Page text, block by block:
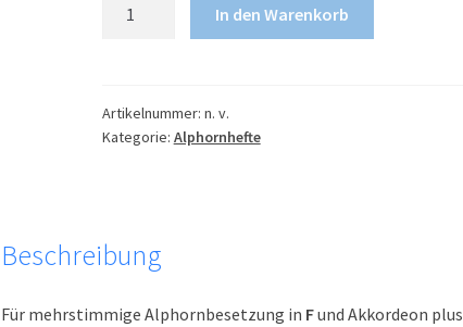
&
Akkordeon
In den Warenkorb
Artikelnummer: n. v.
Kategorie: Alphornhefte
Beschreibung
Für mehrstimmige Alphornbesetzung in Fund Akkordeon plus